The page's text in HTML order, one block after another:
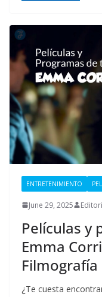
ENTRETENIMIENTO
June 29, 2025
Películas y
Emma
¿Te cuesta